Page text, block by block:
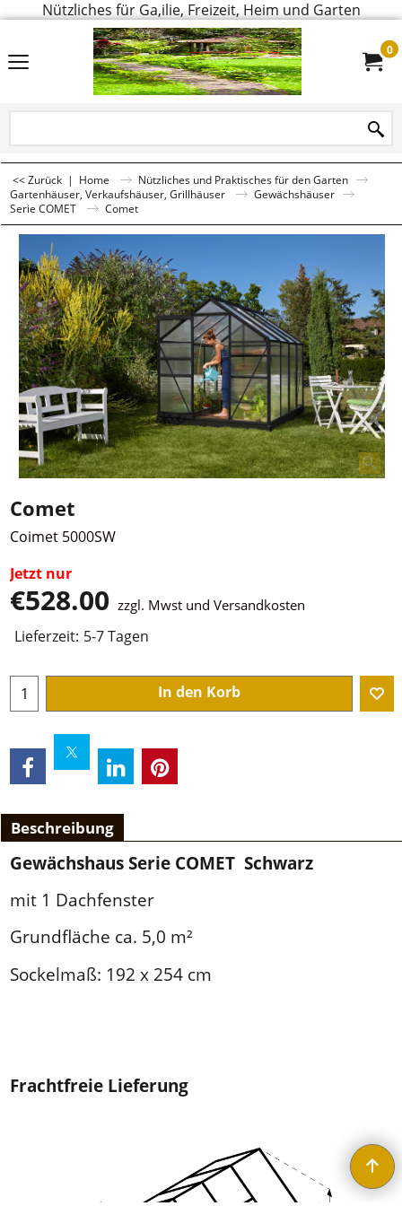
Nützliches für Ga,ilie, Freizeit, Heim und Garten
0
<< Zurück | Home
Nützliches und Praktisches für den Garten
Gartenhäuser, Verkaufshäuser, Grillhäuser
Gewächshäuser
Serie COMET
Comet
Comet
Coimet 5000SW
Jetzt nur
€528.00 zzgl. Mwst und Versandkosten
Lieferzeit: 5-7 Tagen
In den Korb
Beschreibung
Gewächshaus Serie COMET Schwarz
mit 1 Dachfenster
Grundfläche ca. 5,0 m²
Sockelmaß: 192 x 254 cm
Frachtfreie Lieferung